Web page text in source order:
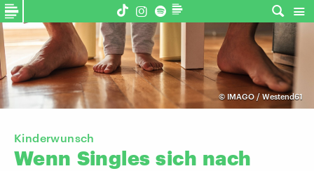
© IMAGO / Westend61
Kinderwunsch
Wenn Singles sich nach